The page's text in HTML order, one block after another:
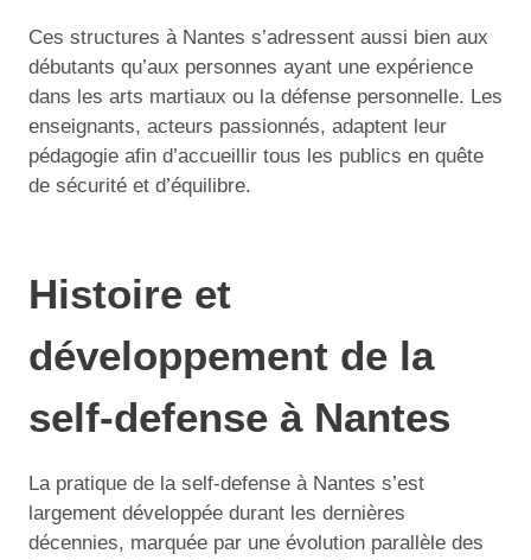
Ces structures à Nantes s’adressent aussi bien aux
débutants qu’aux personnes ayant une expérience
dans les arts martiaux ou la défense personnelle. Les
enseignants, acteurs passionnés, adaptent leur
pédagogie afin d’accueillir tous les publics en quête
de sécurité et d’équilibre.
Histoire et
développement de la
self-defense à Nantes
La pratique de la self-defense à Nantes s’est
largement développée durant les dernières
décennies, marquée par une évolution parallèle des